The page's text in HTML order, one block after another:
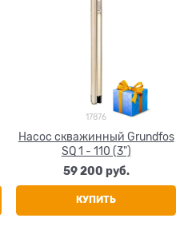
17876
Насос скважинный Grundfos
SQ 1 - 110 (3")
59 200 руб.
КУПИТЬ